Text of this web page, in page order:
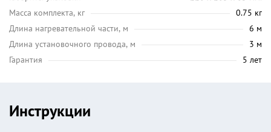
Масса комплекта, кг
0.75 кг
Длина нагревательной части, м
6 м
Длина установочного провода, м
3 м
Гарантия
5 лет
Инструкции